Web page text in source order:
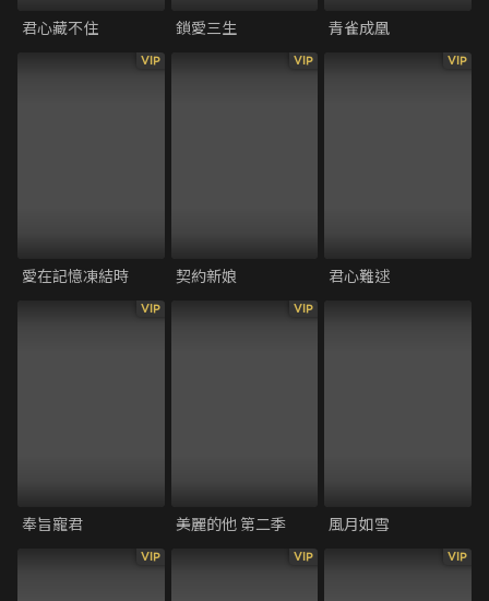
君心藏不住 鎖愛三生 青雀成凰
VIP
愛在記憶凍結時
VIP
契約新娘
VIP
君心難逑
VIP
奉旨寵君
VIP
美麗的他 第二季 風月如雪
VIP VIP VIP